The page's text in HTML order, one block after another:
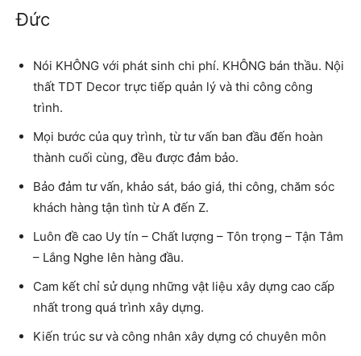
Đức
Nói KHÔNG với phát sinh chi phí. KHÔNG bán thầu. Nội
thất TDT Decor trực tiếp quản lý và thi công công
trình.
Mọi bước của quy trình, từ tư vấn ban đầu đến hoàn
thành cuối cùng, đều được đảm bảo.
Bảo đảm tư vấn, khảo sát, báo giá, thi công, chăm sóc
khách hàng tận tình từ A đến Z.
Luôn đề cao Uy tín – Chất lượng – Tôn trọng – Tận Tâm
– Lắng Nghe lên hàng đầu.
Cam kết chỉ sử dụng những vật liệu xây dựng cao cấp
nhất trong quá trình xây dựng.
Kiến trúc sư và công nhân xây dựng có chuyên môn